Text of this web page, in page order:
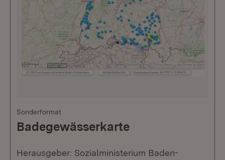
Sonderformat
Badegewässerkarte
Herausgeber: Sozialministerium Baden-